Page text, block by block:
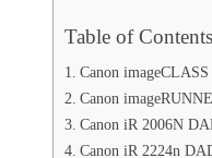
Table of Contents
Canon
Canon
Canon iR 2006N
Canon iR 2224n